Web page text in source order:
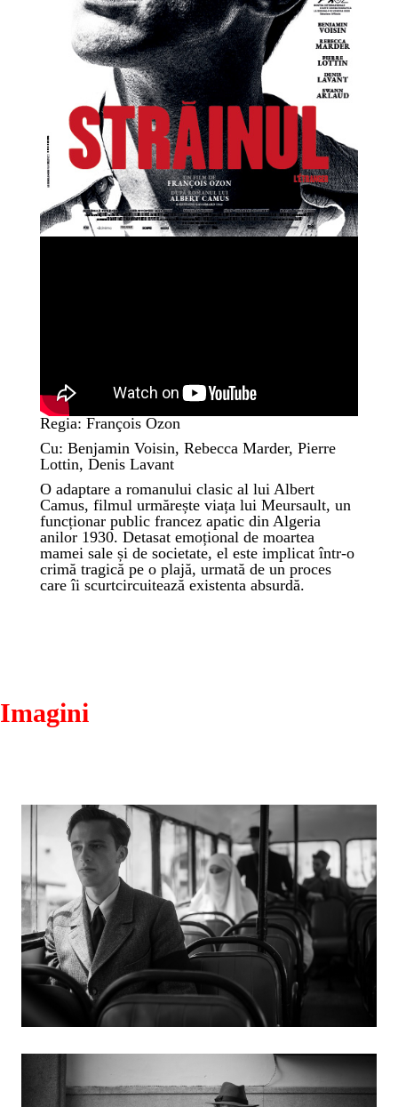
Regia: François Ozon
Cu: Benjamin Voisin, Rebecca Marder, Pierre
Lottin, Denis Lavant
O adaptare a romanului clasic al lui Albert
Camus, filmul urmărește viața lui Meursault, un
funcționar public francez apatic din Algeria
anilor 1930. Detasat emoțional de moartea
mamei sale și de societate, el este implicat într-o
crimă tragică pe o plajă, urmată de un proces
care îi scurtcircuitează existenta absurdă.
Imagini